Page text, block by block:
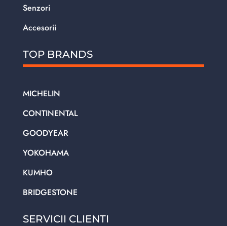
Senzori
Accesorii
TOP BRANDS
MICHELIN
CONTINENTAL
GOODYEAR
YOKOHAMA
KUMHO
BRIDGESTONE
SERVICII CLIENTI